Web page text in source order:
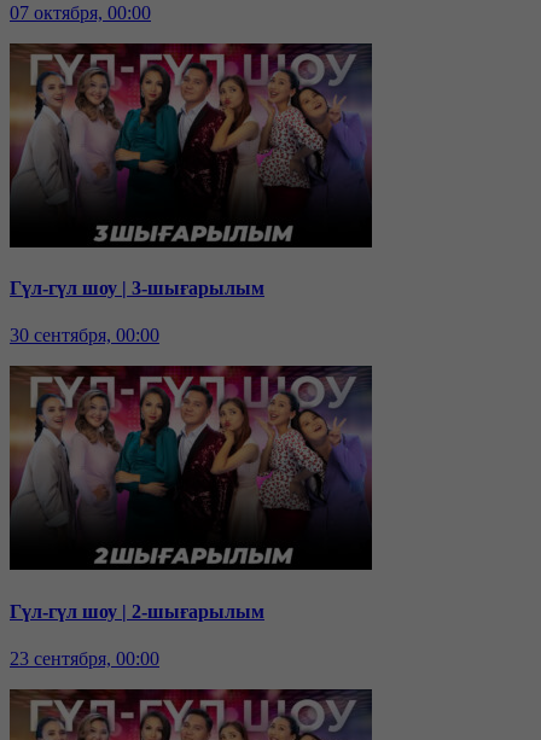
07 октября, 00:00
Гүл-гүл шоу | 3-шығарылым
30 сентября, 00:00
Гүл-гүл шоу | 2-шығарылым
23 сентября, 00:00